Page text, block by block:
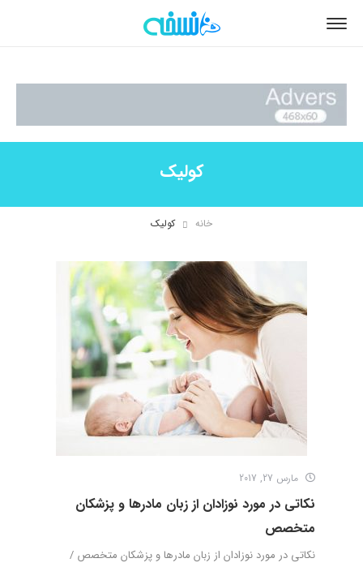
کولیک
خانه کولیک
مارس 27, 2017
نکاتی در مورد نوزادان از زبان مادرها و پزشکان
متخصص
نکاتی در مورد نوزادان از زبان مادرها و پزشکان متخصص /